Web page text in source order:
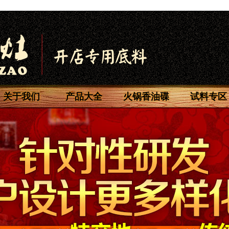
关于我们 产品大全 火锅香油碟 试料专区